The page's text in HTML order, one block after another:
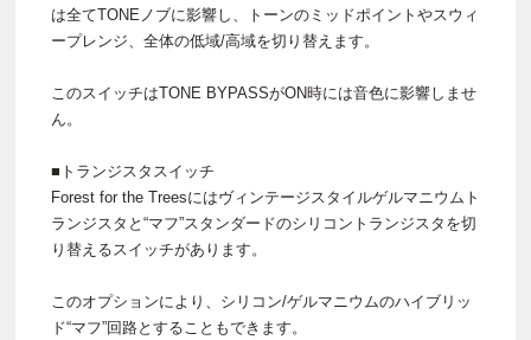
は全てTONEノブに影響し、トーンのミッドポイントやスウィ
ープレンジ、全体の低域/高域を切り替えます。
このスイッチはTONE BYPASSがON時には音色に影響しませ
ん。
■トランジスタスイッチ
Forest for the Treesにはヴィンテージスタイルゲルマニウムト
ランジスタと“マフ”スタンダードのシリコントランジスタを切
り替えるスイッチがあります。
このオプションにより、シリコン/ゲルマニウムのハイブリッ
ド“マフ”回路とすることもできます。